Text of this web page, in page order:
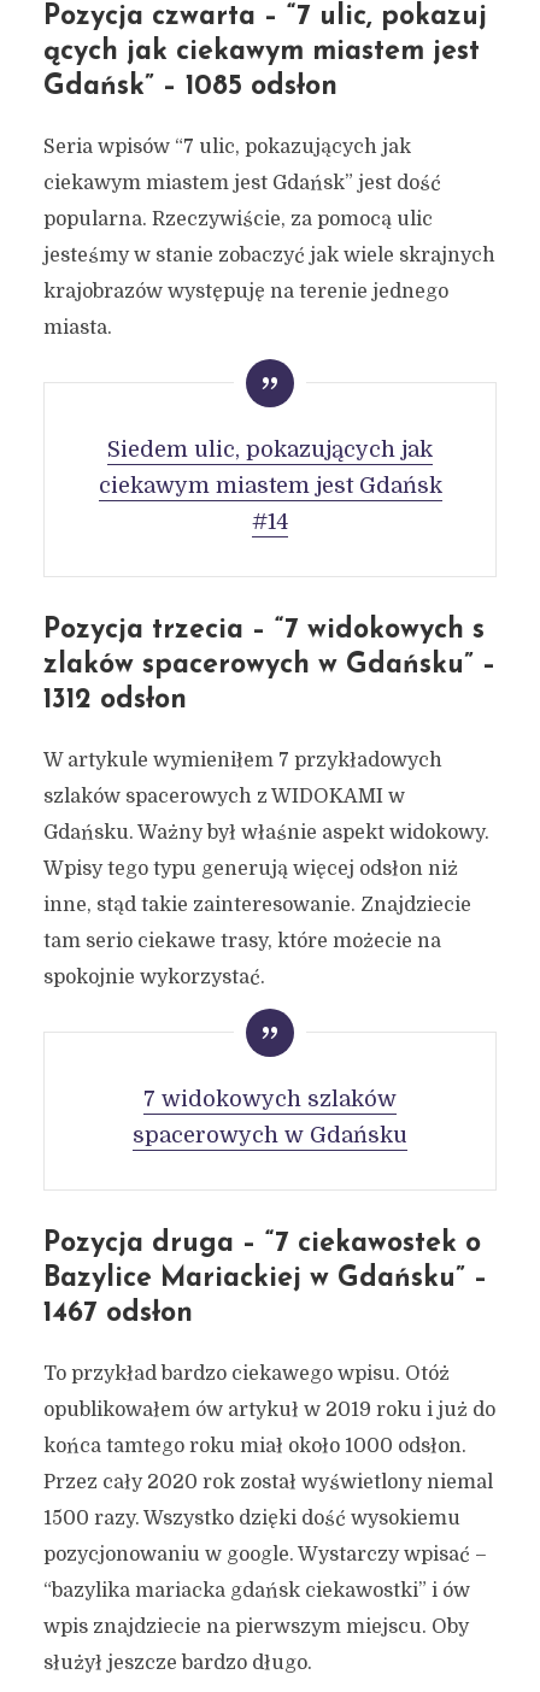
7 najczęściej czytanych
artykułów w 2020 roku
Autor:Kamil Sulewski
Pozycja czwarta – “7 ulic, pokazuj
ących jak ciekawym miastem jest
Gdańsk” – 1085 odsłon
Seria wpisów “7 ulic, pokazujących jak
ciekawym miastem jest Gdańsk” jest dość
popularna. Rzeczywiście, za pomocą ulic
jesteśmy w stanie zobaczyć jak wiele skrajnych
krajobrazów występuję na terenie jednego
miasta.
Siedem ulic, pokazujących jak
ciekawym miastem jest Gdańsk
#14
Pozycja trzecia – “7 widokowych s
zlaków spacerowych w Gdańsku” –
1312 odsłon
W artykule wymieniłem 7 przykładowych
szlaków spacerowych z WIDOKAMI w
Gdańsku. Ważny był właśnie aspekt widokowy.
Wpisy tego typu generują więcej odsłon niż
inne, stąd takie zainteresowanie. Znajdziecie
tam serio ciekawe trasy, które możecie na
spokojnie wykorzystać.
7 widokowych szlaków
spacerowych w Gdańsku
Pozycja druga – “7 ciekawostek o
Bazylice Mariackiej w Gdańsku” –
1467 odsłon
To przykład bardzo ciekawego wpisu. Otóż
opublikowałem ów artykuł w 2019 roku i już do
końca tamtego roku miał około 1000 odsłon.
Przez cały 2020 rok został wyświetlony niemal
1500 razy. Wszystko dzięki dość wysokiemu
pozycjonowaniu w google. Wystarczy wpisać –
“bazylika mariacka gdańsk ciekawostki” i ów
wpis znajdziecie na pierwszym miejscu. Oby
służył jeszcze bardzo długo.